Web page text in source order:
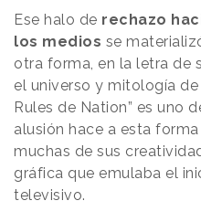
Ese halo de rechazo
los medios se
otra forma, en la letra de
el universo y mitología de
Rules de Nation” es uno
alusión hace a esta
muchas de sus
gráfica que emulaba el
televisivo.